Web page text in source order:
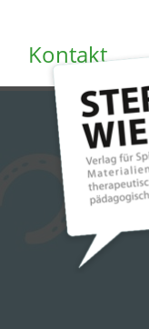
Kontakt